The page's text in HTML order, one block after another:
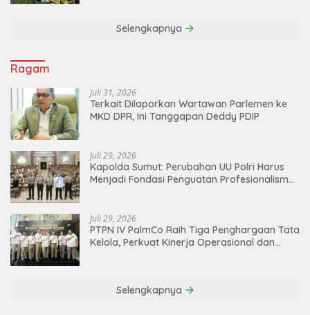
Selengkapnya
Ragam
Juli 31, 2026
Terkait Dilaporkan Wartawan Parlemen ke
MKD DPR, Ini Tanggapan Deddy PDIP
Juli 29, 2026
Kapolda Sumut: Perubahan UU Polri Harus
Menjadi Fondasi Penguatan Profesionalisme
Juli 29, 2026
PTPN IV PalmCo Raih Tiga Penghargaan Tata
Kelola, Perkuat Kinerja Operasional dan
Selengkapnya